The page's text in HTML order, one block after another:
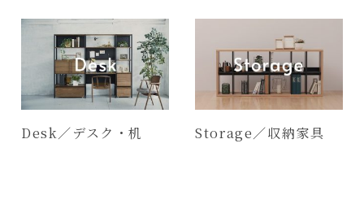
Desk／デスク・机 Storage／収納家具